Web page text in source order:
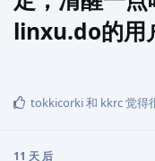
linxu.do的用
tokkicorki和 kkrc觉得
11 天后